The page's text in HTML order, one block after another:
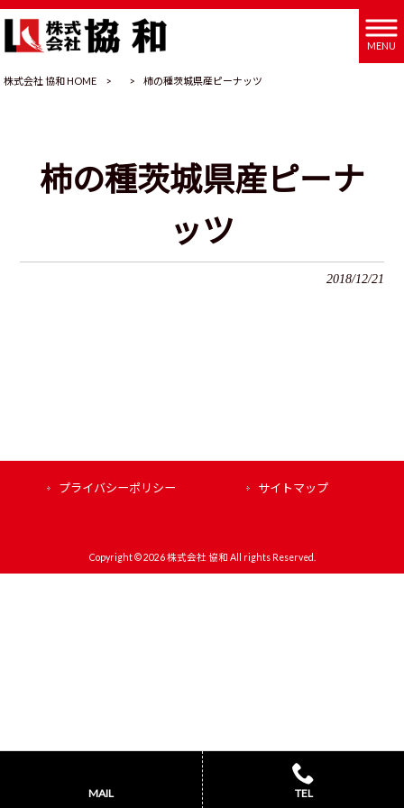
MENU
株式会社 協和 HOME > > 柿の種茨城県産ピーナッツ
柿の種茨城県産ピーナ
ッツ
2018/12/21
プライバシーポリシー サイトマップ
Copyright © 2026 株式会社 協和 All rights Reserved.
MAIL TEL